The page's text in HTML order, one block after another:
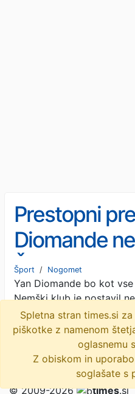
Prestopni
Diomande
Šeška in ne
120
cene je
Šport / Nogomet
Yan Diomande bo kot
Nemški klub je postavil
zahteve.· Nogomania · 3t
mednarodni nogomet
Spletna stran times.si
piškotke z namenom
oglasnemu
Z obiskom in
soglašate s
© 2009-2026 times.si